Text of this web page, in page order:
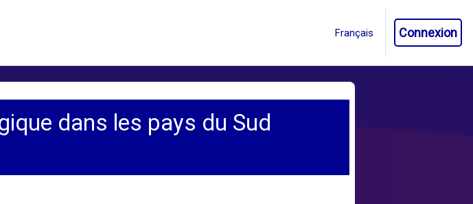
Connexion
dans les pays du Sud